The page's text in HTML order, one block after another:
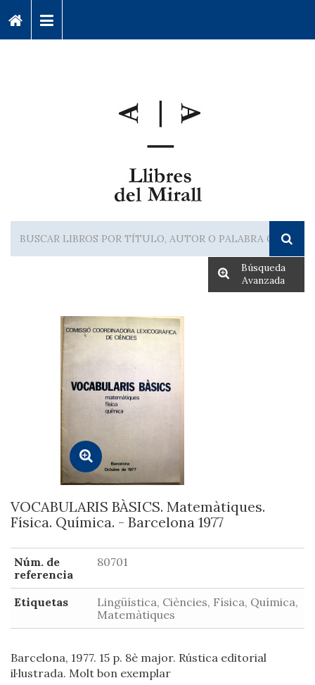
Búsqueda
Avanzada
VOCABULARIS BÀSICS. Matemàtiques.
Física. Química. - Barcelona 1977
Núm. de
referencia
80701
Etiquetas
Lingüística, Ciències, Física, Química,
Matemàtiques
Barcelona, 1977. 15 p. 8è major. Rústica editorial
il·lustrada. Molt bon exemplar